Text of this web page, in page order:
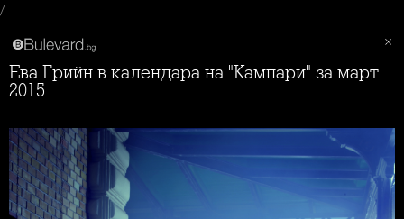
/
Ева Грийн в календара на "Кампари" за март
2015